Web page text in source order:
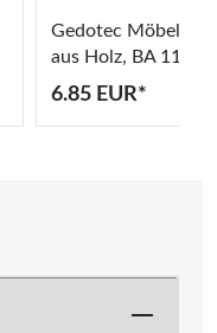
Gedotec
aus Holz, BA 112
6.85 EUR*